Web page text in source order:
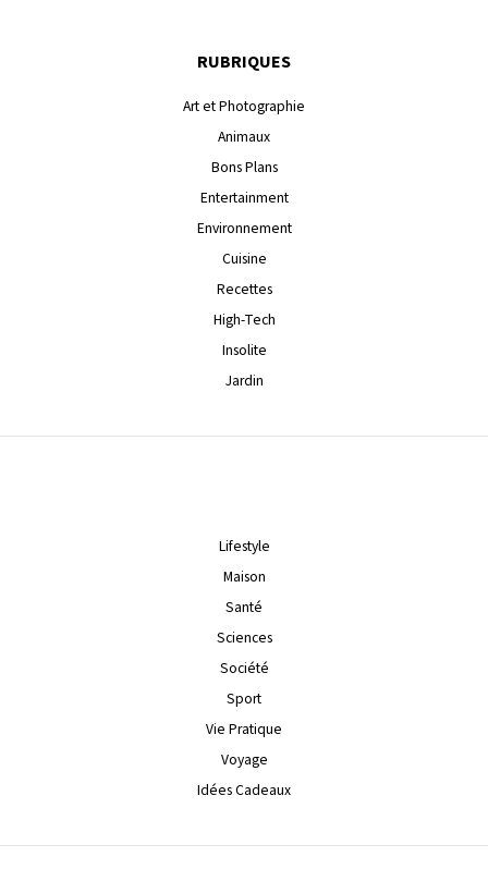
RUBRIQUES
Art et Photographie
Animaux
Bons Plans
Entertainment
Environnement
Cuisine
Recettes
High-Tech
Insolite
Jardin
Lifestyle
Maison
Santé
Sciences
Société
Sport
Vie Pratique
Voyage
Idées Cadeaux